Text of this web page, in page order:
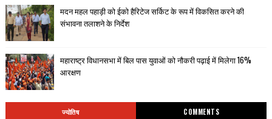
मदन महल पहाड़ी को ईको हैरिटेज सर्किट के रूप में विकसित करने की
संभावना तलाशने के निर्देश
महाराष्ट्र विधानसभा में बिल पास युवाओं को नौकरी पढ़ाई में मिलेगा 16%
आरक्षण
ज्योतिष COMMENTS